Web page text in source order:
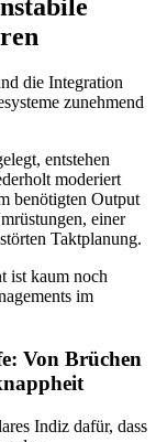
die Integration
zunehmend
entstehen
moderiert
benötigten Output
einer
Taktplanung.
ist kaum noch
im
Von Brüchen
Indiz dafür, dass